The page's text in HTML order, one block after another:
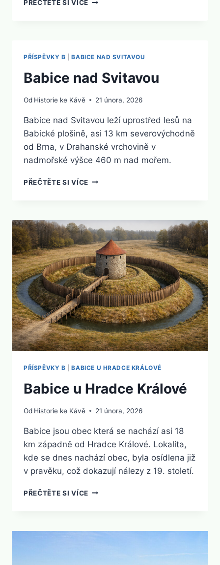
PŘEČTĚTE SI VÍCE
PŘÍSPĚVKY B |BABICE NAD SVITAVOU
Babice nad Svitavou
Od Historie ke Kávě 21 února, 2026
Babice nad Svitavou leží uprostřed lesů na
Babické plošině, asi 13 km severovýchodně
od Brna, v Drahanské vrchovině v
nadmořské výšce 460 m nad mořem.
PŘEČTĚTE SI VÍCEBABICE
PŘÍSPĚVKY B |BABICE U HRADCE KRÁLOVÉ
Babice u Hradce Králové
Od Historie ke Kávě 21 února, 2026
Babice jsou obec která se nachází asi 18
km západně od Hradce Králové. Lokalita,
kde se dnes nachází obec, byla osídlena již
v pravěku, což dokazují nálezy z 19. století.
PŘEČTĚTE SI VÍCEBABICE